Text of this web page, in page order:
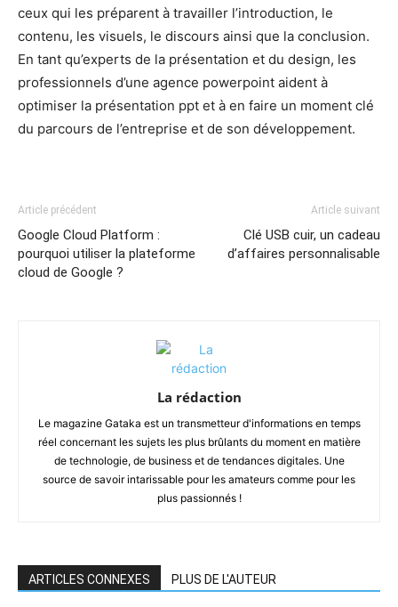
ceux qui les préparent à travailler l’introduction, le
contenu, les visuels, le discours ainsi que la conclusion.
En tant qu’experts de la présentation et du design, les
professionnels d’une agence powerpoint aident à
optimiser la présentation ppt et à en faire un moment clé
du parcours de l’entreprise et de son développement.
Article précédent
Google Cloud Platform :
pourquoi utiliser la plateforme
cloud de Google ?
Article suivant
Clé USB cuir, un cadeau
d’affaires personnalisable
La rédaction
Le magazine Gataka est un transmetteur d'informations en temps
réel concernant les sujets les plus brûlants du moment en matière
de technologie, de business et de tendances digitales. Une
source de savoir intarissable pour les amateurs comme pour les
plus passionnés !
ARTICLES CONNEXES PLUS DE L'AUTEUR